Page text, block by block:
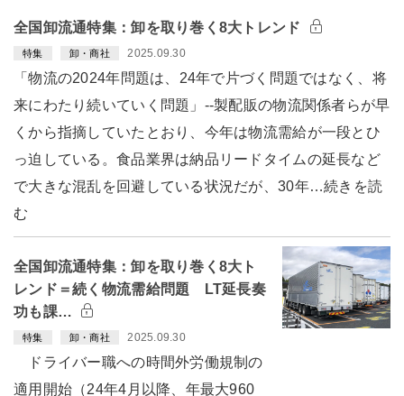
全国卸流通特集：卸を取り巻く8大トレンド
特集 卸・商社 2025.09.30
「物流の2024年問題は、24年で片づく問題ではなく、将
来にわたり続いていく問題」--製配販の物流関係者らが早
くから指摘していたとおり、今年は物流需給が一段とひ
っ迫している。食品業界は納品リードタイムの延長など
で大きな混乱を回避している状況だが、30年…続きを読
む
全国卸流通特集：卸を取り巻く8大ト
レンド＝続く物流需給問題 LT延長奏
功も課…
特集 卸・商社 2025.09.30
ドライバー職への時間外労働規制の
適用開始（24年4月以降、年最大960